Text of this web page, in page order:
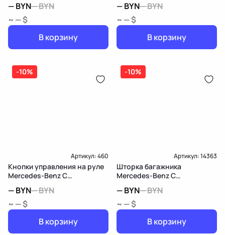
W203/S203/CL203
—BYN—BYN
~ — $
В корзину
—BYN—BYN
~ — $
В корзину
-10%
Артикул:460
Кнопки управления на руле
Mercedes-Benz C
—BYN—BYN
~ — $
В корзину
-10%
Артикул:14363
Шторка багажника
Mercedes-Benz C
—BYN—BYN
~ — $
В корзину